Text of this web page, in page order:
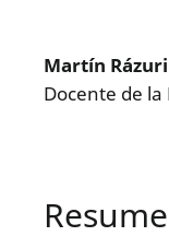
Martín Rázuri
Docente de la